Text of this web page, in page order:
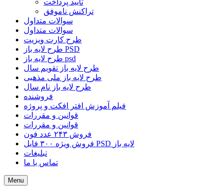
تراکنش ناموفق
سوالات متداول
سوالات متداول
طرح کارت ویزیت
طرح لایه باز PSD
طرح لایه باز psd
طرح لایه باز تقویم سال
طرح لایه باز ملی مذهبی
طرح لایه باز نام سال
فروشنده
فیلم آموزش افتر افکت و پروژه
قوانین و مقررات
قوانین و مقررات
فروش ۲۴۳ عدد فون
فروش ویژه ۳۰۰ فایل PSD لایه باز
تبلیغات
تماس با ما
Menu